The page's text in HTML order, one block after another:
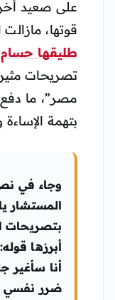
على صعيد
قوتها،
طليقها
تصريحات
مصر”، ما دفع
بتهمة الإساءة
وجاء في نص
المستشار
بتصريحات
أبرزها
أنا سأغير
ضرر نفسي